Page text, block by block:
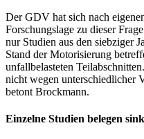
Der GDV hat sich nach
Forschungslage zu dieser
nur Studien aus den siebziger
Stand der Motorisierung
unfallbelasteten
nicht wegen unterschiedlicher
betont Brockmann.
Einzelne Studien belegen